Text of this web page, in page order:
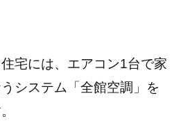
宅には、エアコン1台で家
システム「全館空調」を